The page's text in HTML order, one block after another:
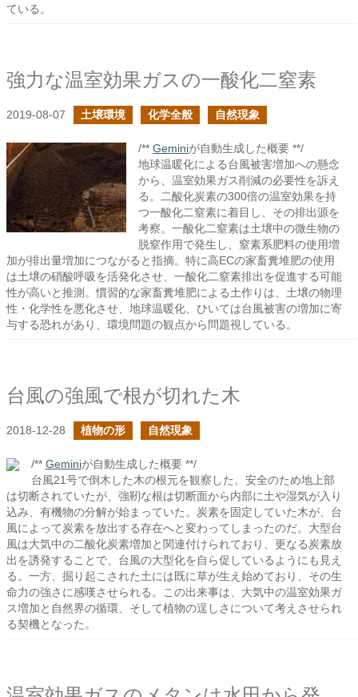
ている。
強力な温室効果ガスの一酸化二窒素
2019-08-07 土壌環境 化学全般 自然現象
/** Geminiが自動生成した概要 **/
地球温暖化による台風被害増加への懸念
から、温室効果ガス削減の必要性を訴え
る。二酸化炭素の300倍の温室効果を持
つ一酸化二窒素に着目し、その排出源を
考察。一酸化二窒素は土壌中の微生物の
脱窒作用で発生し、窒素系肥料の使用増
加が排出量増加につながると指摘。特に高ECの家畜糞堆肥の使用
は土壌の硝酸呼吸を活発化させ、一酸化二窒素排出を促進する可能
性が高いと推測。慣習的な家畜糞堆肥による土作りは、土壌の物理
性・化学性を悪化させ、地球温暖化、ひいては台風被害の増加に寄
与する恐れがあり、環境問題の観点から問題視している。
台風の強風で根が切れた木
2018-12-28 植物の形 自然現象
/** Geminiが自動生成した概要 **/
台風21号で倒木した木の根元を観察した。安全のため地上部
は切断されていたが、強靭な根は切断面から内部に土や湿気が入り
込み、有機物の分解が始まっていた。炭素を固定していた木が、台
風によって炭素を放出する存在へと変わってしまったのだ。大型台
風は大気中の二酸化炭素増加と関連付けられており、更なる炭素放
出を誘発することで、台風の大型化を自ら促しているようにも見え
る。一方、掘り起こされた土には既に草が生え始めており、その生
命力の強さに感嘆させられる。この出来事は、大気中の温室効果ガ
ス増加と自然界の循環、そして植物の逞しさについて考えさせられ
る契機となった。